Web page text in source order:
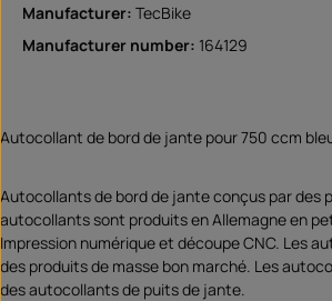
Manufacturer: TecBike
Manufacturer number: 164129
Autocollant de bord de jante pour 750 ccm
Autocollants de bord de jante conçus par des
autocollants sont produits en Allemagne en
Impression numérique et découpe CNC. Les
des produits de masse bon marché. Les
des autocollants de puits de jante.